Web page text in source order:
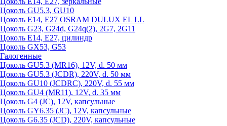
Цоколь GU5.3, GU10
Цоколь Е14, Е27 OSRAM DULUX EL LL
Цоколь G23, G24d, G24q(2), 2G7, 2G11
Цоколь Е14, Е27, цилиндр
Цоколь GX53, G53
Галогенные
Цоколь GU5.3 (MR16), 12V, d. 50 мм
Цоколь GU5.3 (JCDR), 220V, d. 50 мм
Цоколь GU10 (JCDRC), 220V, d. 55 мм
Цоколь GU4 (MR11), 12V, d. 35 мм
Цоколь G4 (JC), 12V, капсульные
Цоколь GY6.35 (JC), 12V, капсульные
Цоколь G6.35 (JCD), 220V, капсульные